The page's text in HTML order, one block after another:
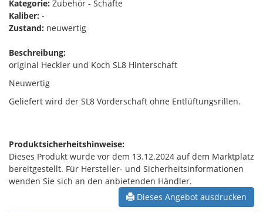
Kategorie: Zubehör - Schäfte
Kaliber: -
Zustand: neuwertig
Beschreibung:
original Heckler und Koch SL8 Hinterschaft
Neuwertig
Geliefert wird der SL8 Vorderschaft ohne Entlüftungsrillen.
Produktsicherheitshinweise:
Dieses Produkt wurde vor dem 13.12.2024 auf dem Marktplatz
bereitgestellt. Für Hersteller- und Sicherheitsinformationen
wenden Sie sich an den anbietenden Händler.
Dieses Angebot ausdrucken